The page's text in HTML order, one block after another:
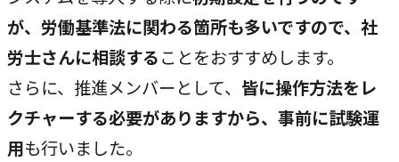
CASE
事例紹介
が、労働基準法に関わる箇所も多いですので、社
労士さんに相談することをおすすめします。
さらに、推進メンバーとして、 皆に操作方法をレ
クチャーする必要がありますから、事前に試験運
用も行いました。